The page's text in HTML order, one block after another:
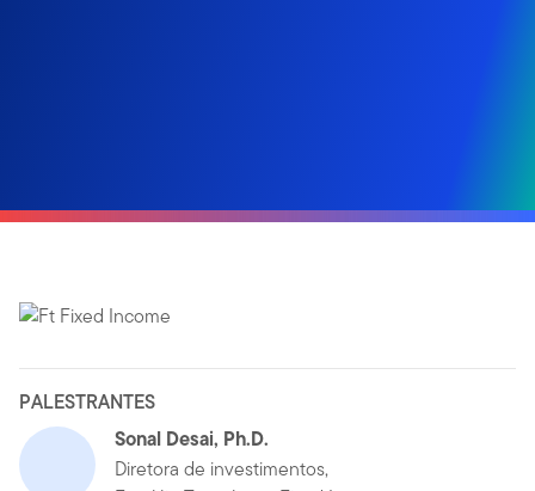
PALESTRANTES
Sonal Desai, Ph.D.
Diretora de investimentos,